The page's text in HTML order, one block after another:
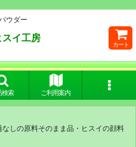
ウダー
スイ工房
カート
検索 ご利用案内
しの原料そのまま品・ヒスイの顔料